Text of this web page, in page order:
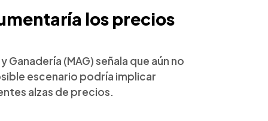
los precios
(MAG) señala que aún no
escenario podría implicar
alzas de precios.